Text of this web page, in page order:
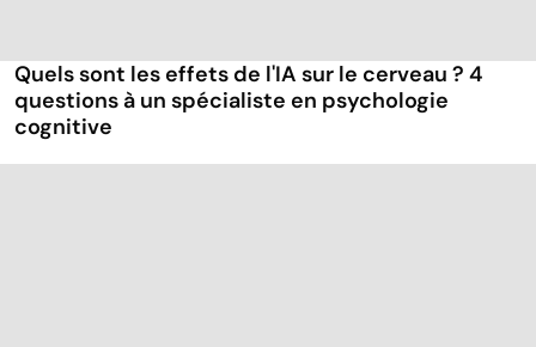
Quels sont les effets de l'IA sur le cerveau ? 4
questions à un spécialiste en psychologie
cognitive